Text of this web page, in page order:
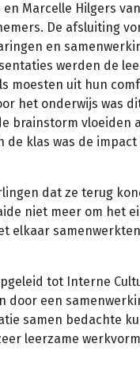
Marcelle Hilgers
De afsluiting
en
werden de
moesten uit hun
het onderwijs was
brainstorm vloeiden
de klas was de
dat ze terug
niet meer om het
elkaar
tot Interne
door een
samen bedachte
leerzame